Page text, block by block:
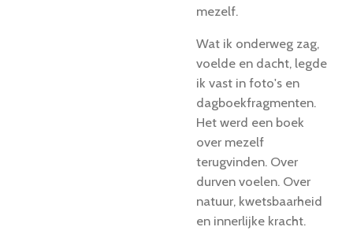
mezelf.
Wat ik onderweg zag,
voelde en dacht, legde
ik vast in foto's en
dagboekfragmenten.
Het werd een boek
over mezelf
terugvinden. Over
durven voelen. Over
natuur, kwetsbaarheid
en innerlijke kracht.